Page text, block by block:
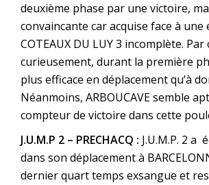
deuxième phase par une victoire,
convaincante car acquise face à une
COTEAUX DU LUY 3 incomplète.
curieusement, durant la première
plus efficace en déplacement qu’à
Néanmoins, ARBOUCAVE semble
compteur de victoire dans cette
J.U.M.P 2 – PRECHACQ : J.U.M.P. 2 a
dans son déplacement à
dernier quart temps exsangue et